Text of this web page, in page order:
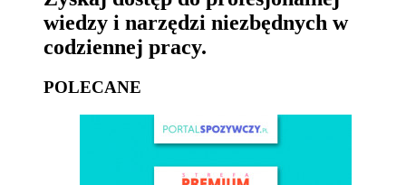
wiedzy i narzędzi niezbędnych w
codziennej pracy.
POLECANE